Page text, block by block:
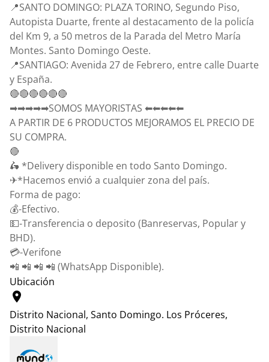
📍SANTO DOMINGO: PLAZA TORINO, Segundo Piso,
Autopista Duarte, frente al destacamento de la policía
del Km 9, a 50 metros de la Parada del Metro María
Montes. Santo Domingo Oeste.
📍SANTIAGO: Avenida 27 de Febrero, entre calle Duarte
y España.
🔴🔴🔴🔴🔴🔴
➡➡➡➡➡SOMOS MAYORISTAS ⬅⬅⬅⬅⬅
A PARTIR DE 6 PRODUCTOS MEJORAMOS EL PRECIO DE
SU COMPRA.
🔴
🛵 *Delivery disponible en todo Santo Domingo.
✈*Hacemos envió a cualquier zona del país.
Forma de pago:
💰-Efectivo.
💵-Transferencia o deposito (Banreservas, Popular y
BHD).
💳-Verifone
📲 📲 📲 📲 (WhatsApp Disponible).
Ubicación
location_on
Distrito Nacional, Santo Domingo. Los Próceres,
Distrito Nacional
+